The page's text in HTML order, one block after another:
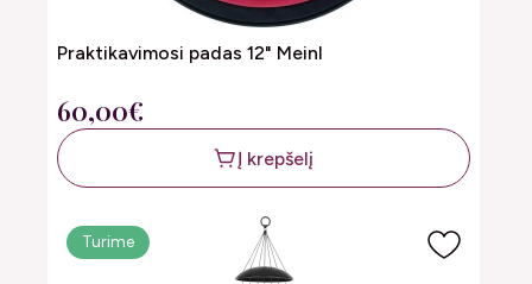
Praktikavimosi padas 12" Meinl
60,00€
Į krepšelį
Turime